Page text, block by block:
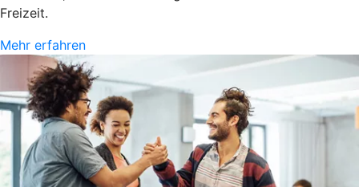
Freizeit.
Mehr erfahren